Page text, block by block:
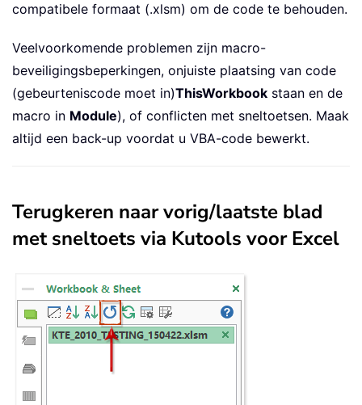
compatibele formaat (.xlsm) om de code te behouden.
Veelvoorkomende problemen zijn macro-
beveiligingsbeperkingen, onjuiste plaatsing van code
(gebeurteniscode moet in)ThisWorkbook staan en de
macro in Module), of conflicten met sneltoetsen. Maak
altijd een back-up voordat u VBA-code bewerkt.
Terugkeren naar vorig/laatste blad
met sneltoets via Kutools voor Excel